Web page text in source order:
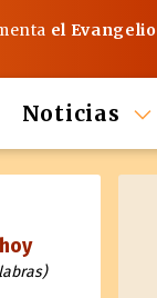
el Evangelio
Noticias